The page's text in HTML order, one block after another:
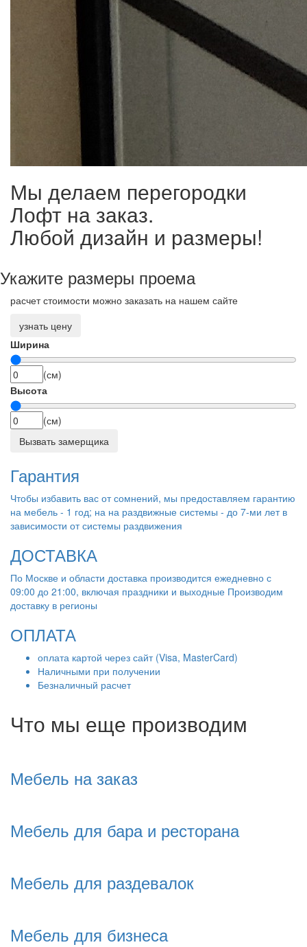
Мы делаем перегородки
Лофт на заказ.
Любой дизайн и размеры!
Укажите размеры проема
расчет стоимости можно заказать на нашем сайте
узнать цену
Ширина
(см)
Высота
(см)
Вызвать замерщика
Гарантия
Чтобы избавить вас от сомнений, мы предоставляем гарантию
на мебель - 1 год; на на раздвижные системы - до 7-ми лет в
зависимости от системы раздвижения
ДОСТАВКА
По Москве и области доставка производится ежедневно с
09:00 до 21:00, включая праздники и выходные Производим
доставку в регионы
ОПЛАТА
оплата картой через сайт (Visa, MasterCard)
Наличными при получении
Безналичный расчет
Что мы еще производим
Мебель на заказ
Мебель для бара и ресторана
Мебель для раздевалок
Мебель для бизнеса